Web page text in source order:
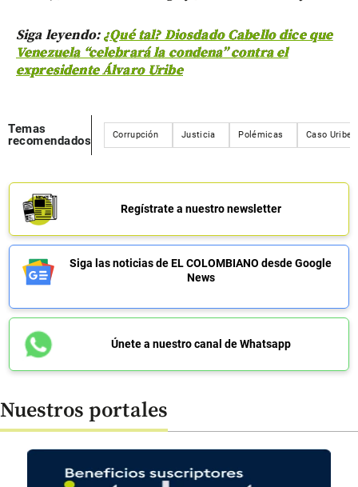
Siga leyendo:¿Qué tal? Diosdado Cabello dice que
Venezuela “celebrará la condena” contra el
expresidente Álvaro Uribe
Temas
recomendados
Corrupción Justicia Polémicas Caso Uribe
Regístrate a nuestro newsletter
Siga las noticias de EL COLOMBIANO desde Google
News
Únete a nuestro canal de Whatsapp
Nuestros portales